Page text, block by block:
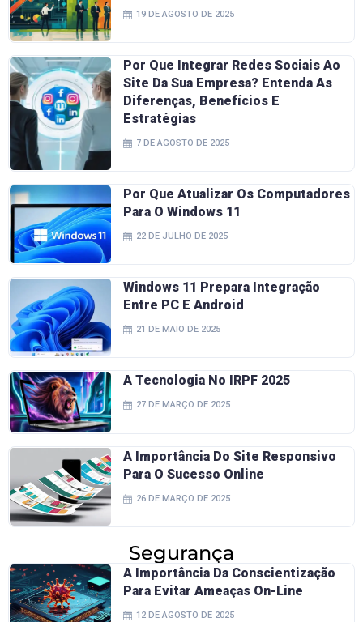
19 DE AGOSTO DE 2025
Por Que Integrar Redes Sociais Ao
Site Da Sua Empresa? Entenda As
Diferenças, Benefícios E
Estratégias
7 DE AGOSTO DE 2025
Por Que Atualizar Os Computadores
Para O Windows 11
22 DE JULHO DE 2025
Windows 11 Prepara Integração
Entre PC E Android
21 DE MAIO DE 2025
A Tecnologia No IRPF 2025
27 DE MARÇO DE 2025
A Importância Do Site Responsivo
Para O Sucesso Online
26 DE MARÇO DE 2025
Segurança
A Importância Da Conscientização
Para Evitar Ameaças On-Line
12 DE AGOSTO DE 2025